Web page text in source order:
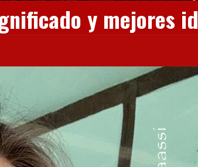
y mejores